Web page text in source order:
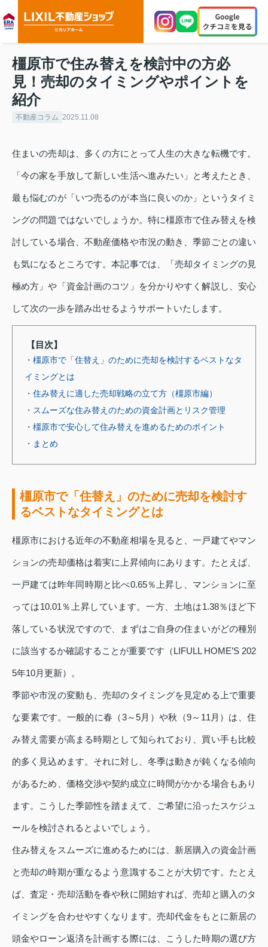
橿原市で住み替えを検討中の方必
見！売却のタイミングやポイントを
紹介
不動産コラム 2025.11.08
住まいの売却は、多くの方にとって人生の大きな転機です。
「今の家を手放して新しい生活へ進みたい」と考えたとき、
最も悩むのが「いつ売るのが本当に良いのか」というタイミ
ングの問題ではないでしょうか。特に橿原市で住み替えを検
討している場合、不動産価格や市況の動き、季節ごとの違い
も気になるところです。本記事では、「売却タイミングの見
極め方」や「資金計画のコツ」を分かりやすく解説し、安心
して次の一歩を踏み出せるようサポートいたします。
【目次】
・橿原市で「住替え」のために売却を検討するベストなタ
イミングとは
・住み替えに適した売却戦略の立て方（橿原市編）
・スムーズな住み替えのための資金計画とリスク管理
・橿原市で安心して住み替えを進めるためのポイント
・まとめ
橿原市で「住替え」のために売却を検討す
るベストなタイミングとは
橿原市における近年の不動産相場を見ると、一戸建てやマン
ションの売却価格は着実に上昇傾向にあります。たとえば、
一戸建ては昨年同時期と比べ0.65％上昇し、マンションに至
っては10.01％上昇しています。一方、土地は1.38％ほど下
落している状況ですので、まずはご自身の住まいがどの種別
に該当するか確認することが重要です（LIFULL HOME’S 202
5年10月更新）。
季節や市況の変動も、売却のタイミングを見定める上で重要
な要素です。一般的に春（3～5月）や秋（9～11月）は、住
み替え需要が高まる時期として知られており、買い手も比較
的多く見込めます。それに対し、冬季は動きが鈍くなる傾向
があるため、価格交渉や契約成立に時間がかかる場合もあり
ます。こうした季節性を踏まえて、ご希望に沿ったスケジュ
ールを検討されるとよいでしょう。
住み替えをスムーズに進めるためには、新居購入の資金計画
と売却の時期が重なるよう意識することが大切です。たとえ
ば、査定・売却活動を春や秋に開始すれば、売却と購入のタ
イミングを合わせやすくなります。売却代金をもとに新居の
頭金やローン返済を計画する際には、こうした時期の選び方